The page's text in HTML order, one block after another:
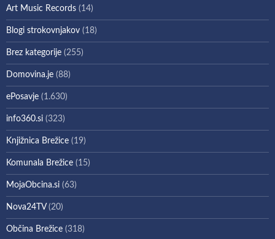
Art Music Records (14)
Blogi strokovnjakov (18)
Brez kategorije (255)
Domovina.je (88)
ePosavje (1.630)
info360.si (323)
Knjižnica Brežice (19)
Komunala Brežice (15)
MojaObcina.si (63)
Nova24TV(20)
Občina Brežice (318)